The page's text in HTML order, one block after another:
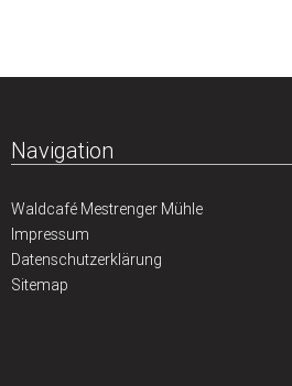
Navigation
Waldcafé Mestrenger Mühle
Impressum
Datenschutzerklärung
Sitemap